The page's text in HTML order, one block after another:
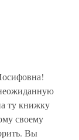
ту книжку
своему
Вы